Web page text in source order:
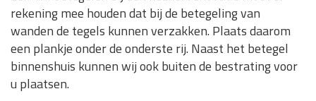
rekening mee houden dat bij de betegeling van
wanden de tegels kunnen verzakken. Plaats daarom
een plankje onder de onderste rij. Naast het betegel
binnenshuis kunnen wij ook buiten de bestrating voor
u plaatsen.